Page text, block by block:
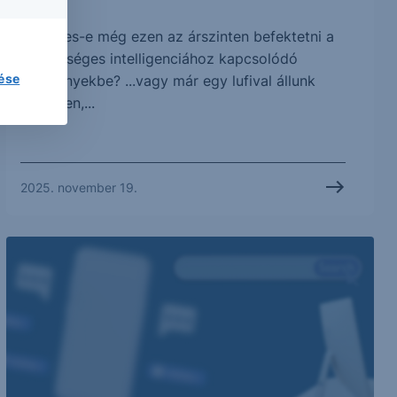
Érdemes-e még ezen az árszinten befektetni a
mesterséges intelligenciához kapcsolódó
részvényekbe? ...vagy már egy lufival állunk
szemben,...
2025. november 19.